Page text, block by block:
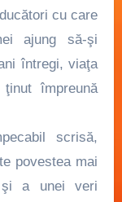
cu care
ajung să-şi
întregi, viaţa
împreună
scrisă,
povestea mai
şi a unei veri